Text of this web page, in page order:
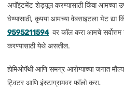
अपॉइंटमेंट शेड्यूल करण्यासाठी किंवा आमच्या
घेण्यासाठी, कृपया आमच्या वेबसाइटला भेट द्या
9595211594 वर कॉल करा आमचे
करण्यासाठी येथे असतील.
होमिओपॅथी आणि समग्र आरोग्याच्या जगात
ट्विटर आणि इंस्टाग्रामवर फॉलो करा.